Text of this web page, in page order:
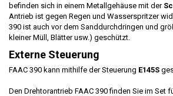
befinden sich in einem Metallgehäuse mit der
Antrieb ist gegen Regen und Wasserspritzer
390 ist auch vor dem Sanddurchdringen und
kleiner Müll, Blätter usw.) geschützt.
Externe Steuerung
FAAC 390 kann mithilfe der Steuerung E145S
Den Drehtorantrieb FAAC 390 finden Sie im Set